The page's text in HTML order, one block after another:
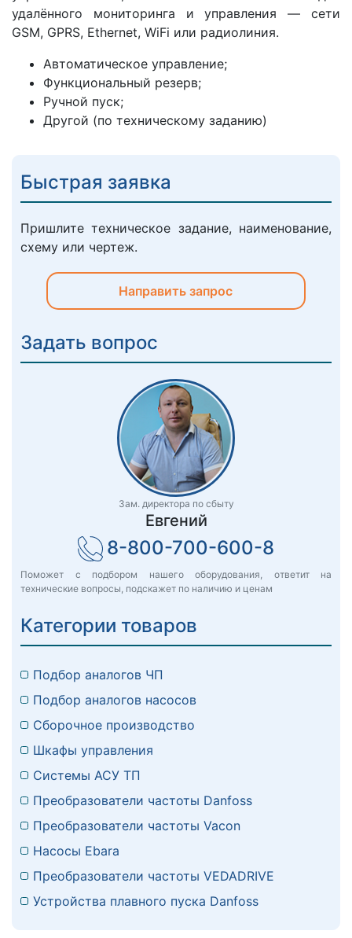
удалённого мониторинга и управления — сети
GSM, GPRS, Ethernet, WiFi или радиолиния.
Автоматическое управление;
Функциональный резерв;
Ручной пуск;
Другой (по техническому заданию)
Быстрая заявка
Пришлите техническое задание, наименование,
схему или чертеж.
Направить запрос
Задать вопрос
Зам. директора по сбыту
Евгений
8-800-700-600-8
Поможет с подбором нашего оборудования, ответит на
технические вопросы, подскажет по наличию и ценам
Категории товаров
Подбор аналогов ЧП
Подбор аналогов насосов
Сборочное производство
Шкафы управления
Системы АСУ ТП
Преобразователи частоты Danfoss
Преобразователи частоты Vacon
Насосы Ebara
Преобразователи частоты VEDADRIVE
Устройства плавного пуска Danfoss